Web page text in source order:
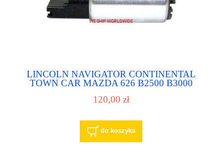
LINCOLN NAVIGATOR CONTINENTAL
TOWN CAR MAZDA 626 B2500 B3000
MONTERO NISSAN FRONTIER QUEST
paliwa pompka paliwowa
120,00 zł
do koszyka